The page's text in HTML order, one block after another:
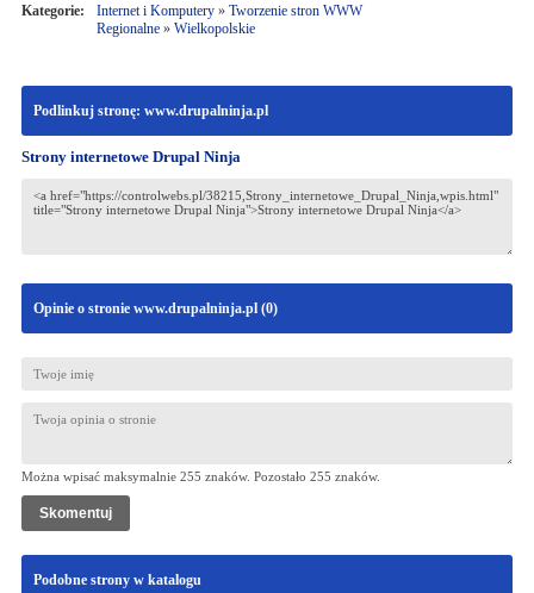
Kategorie:
Internet i Komputery» Tworzenie stron WWW
Regionalne» Wielkopolskie
Podlinkuj stronę: www.drupalninja.pl
Strony internetowe Drupal Ninja
Opinie o stronie www.drupalninja.pl (0)
Można wpisać maksymalnie 255 znaków. Pozostało 255 znaków.
Podobne strony w katalogu